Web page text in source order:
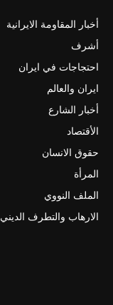
أخبار المقاومة الايرانية
أشرف
احتجاجات في ايران
ايران والعالم
أخبار الشارع
الأقتصاد
حقوق الانسان
المرأة
الملف النووي
الارهاب والتطرف الديني